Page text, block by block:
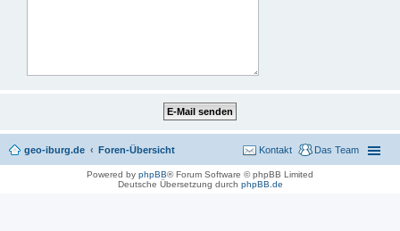
geo-iburg.de Foren-Übersicht Das Team
Kontakt
Powered by phpBB® Forum Software © phpBB Limited
Deutsche Übersetzung durch phpBB.de